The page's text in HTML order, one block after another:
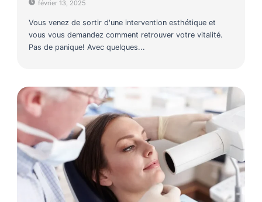
février 13, 2025
Vous venez de sortir d'une intervention esthétique et
vous vous demandez comment retrouver votre vitalité.
Pas de panique! Avec quelques...